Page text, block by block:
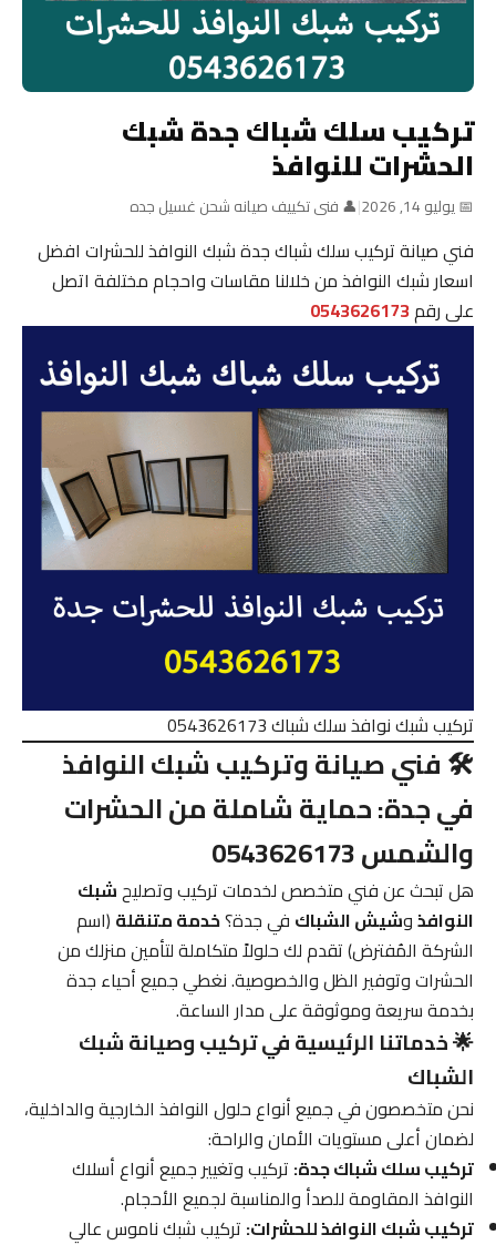
تركيب سلك شباك جدة شبك
الحشرات للنوافذ
📅 يوليو 14, 2026 |👤 فنى تكييف صيانه شحن غسيل جده
فني صيانة تركيب سلك شباك جدة شبك النوافذ للحشرات افضل
اسعار شبك النوافذ من خلالنا مقاسات واحجام مختلفة اتصل
على رقم0543626173
تركيب شبك نوافذ سلك شباك 0543626173
🛠️ فني صيانة وتركيب شبك النوافذ
في جدة: حماية شاملة من الحشرات
والشمس 0543626173
هل تبحث عن فني متخصص لخدمات تركيب وتصليحشبك
النوافذوشيش الشباك في جدة؟خدمة متنقلة (اسم
الشركة المُفترض) تقدم لك حلولاً متكاملة لتأمين منزلك من
الحشرات وتوفير الظل والخصوصية. نغطي جميع أحياء جدة
بخدمة سريعة وموثوقة على مدار الساعة.
🌟 خدماتنا الرئيسية في تركيب وصيانة شبك
الشباك
نحن متخصصون في جميع أنواع حلول النوافذ الخارجية والداخلية،
لضمان أعلى مستويات الأمان والراحة:
تركيب سلك شباك جدة: تركيب وتغيير جميع أنواع أسلاك
النوافذ المقاومة للصدأ والمناسبة لجميع الأحجام.
تركيب شبك النوافذ للحشرات: تركيب شبك ناموس عالي